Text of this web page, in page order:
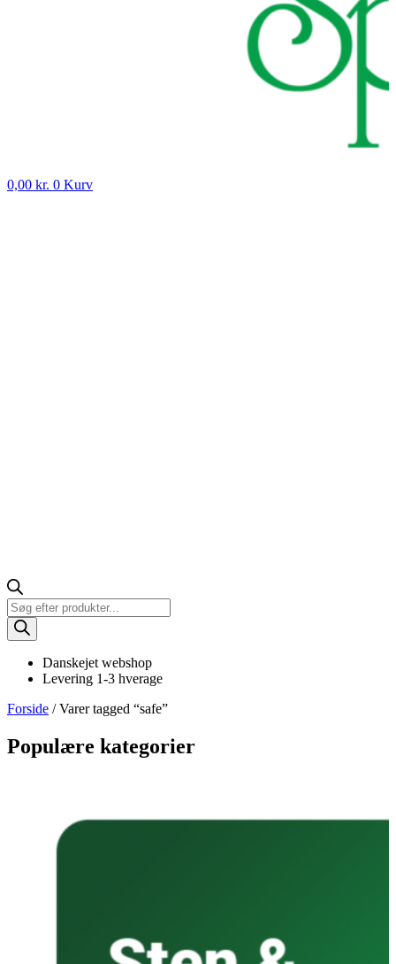
0,00 kr. 0 Kurv
Products
search
Danskejet webshop
Levering 1-3 hverage
Forside / Varer tagged “safe”
Populære kategorier